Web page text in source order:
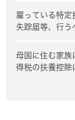
雇っている特定
失踪届等、行う
母国に住む家族
得税の扶養控除